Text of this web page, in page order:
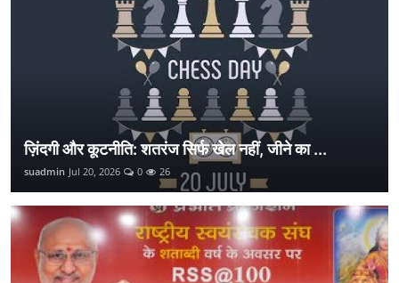
ज़िंदगी और कूटनीति: शतरंज सिर्फ खेल नहीं, जीने का ...
suadmin Jul 20, 2026 0 26